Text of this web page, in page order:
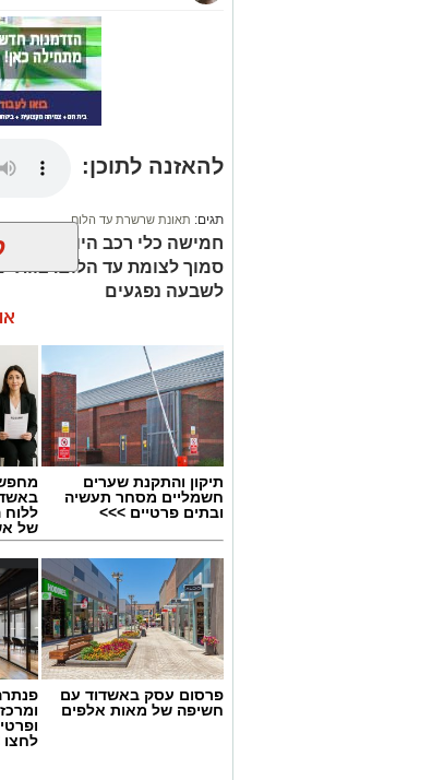
להאזנה לתוכן:
תגים: תאונת שרשרת עד הלום
סמוך לצומת עד הלום. צוותי
לשבעה נפגעים
צילום: דוברות איחוד הצלה
תיקון והתקנת שערים
חשמליים מסחר תעשיה
ובתים פרטיים >>>
ללוח
של
פרסום עסק באשדוד עם
חשיפה של מאות אלפים
לחצו